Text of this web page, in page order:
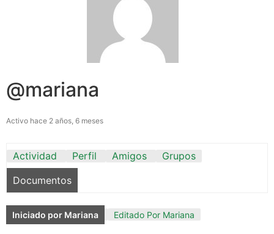
@mariana
Activo hace 2 años, 6 meses
Actividad Perfil Amigos
Grupos
Documentos
Iniciado por Mariana Editado Por Mariana